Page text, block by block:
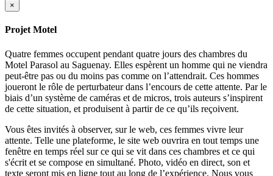
×
Projet Motel
Quatre femmes occupent pendant quatre jours des chambres du
Motel Parasol au Saguenay. Elles espèrent un homme qui ne viendra
peut-être pas ou du moins pas comme on l’attendrait. Ces hommes
joueront le rôle de perturbateur dans l’encours de cette attente. Par le
biais d’un système de caméras et de micros, trois auteurs s’inspirent
de cette situation, et produisent à partir de ce qu’ils reçoivent.
Vous êtes invités à observer, sur le web, ces femmes vivre leur
attente. Telle une plateforme, le site web ouvrira en tout temps une
fenêtre en temps réel sur ce qui se vit dans ces chambres et ce qui
s'écrit et se compose en simultané. Photo, vidéo en direct, son et
texte seront mis en ligne tout au long de l’expérience. Nous vous